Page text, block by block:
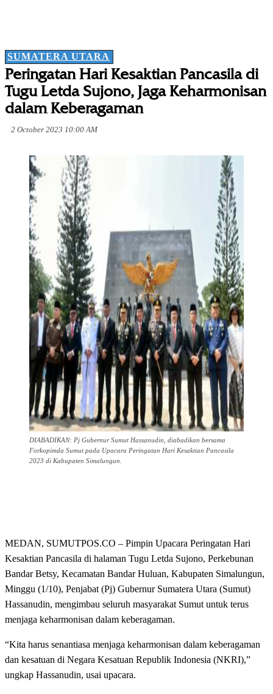
SUMATERA UTARA
Peringatan Hari Kesaktian Pancasila di
Tugu Letda Sujono, Jaga Keharmonisan
dalam Keberagaman
2 October 2023 10:00 AM
DIABADIKAN: Pj Gubernur Sumut Hassanudin, diabadikan bersama
Forkopimda Sumut pada Upacara Peringatan Hari Kesaktian Pancasila
2023 di Kabupaten Simalungun.
MEDAN, SUMUTPOS.CO – Pimpin Upacara Peringatan Hari
Kesaktian Pancasila di halaman Tugu Letda Sujono, Perkebunan
Bandar Betsy, Kecamatan Bandar Huluan, Kabupaten Simalungun,
Minggu (1/10), Penjabat (Pj) Gubernur Sumatera Utara (Sumut)
Hassanudin, mengimbau seluruh masyarakat Sumut untuk terus
menjaga keharmonisan dalam keberagaman.
“Kita harus senantiasa menjaga keharmonisan dalam keberagaman
dan kesatuan di Negara Kesatuan Republik Indonesia (NKRI),”
ungkap Hassanudin, usai upacara.